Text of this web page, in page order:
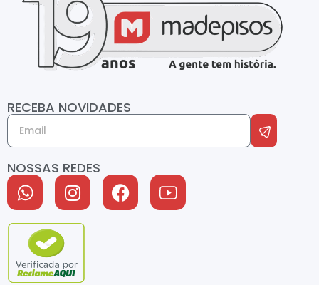
RECEBA NOVIDADES
NOSSAS REDES